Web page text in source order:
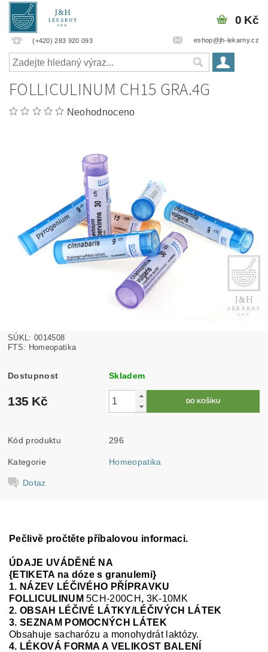
(+420) 283 920 093 eshop@jh-lekarny.cz
0 Kč
FOLLICULINUM CH15 GRA.4G
Neohodnoceno
SÚKL: 0014508
FTS: Homeopatika
Dostupnost Skladem
135 Kč
Kód produktu 296
Kategorie Homeopatika
Dotaz
Pečlivě pročtěte příbalovou informaci.
ÚDAJE UVÁDĚNÉ NA
{ETIKETA na dóze s granulemi}
1. NÁZEV LÉČIVÉHO PŘÍPRAVKU
FOLLICULINUM5CH-200CH , 3K-10MK
2. OBSAH LÉČIVÉ LÁTKY/LÉČIVÝCH LÁTEK
3. SEZNAM POMOCNÝCH LÁTEK
Obsahuje sacharózu a monohydrát laktózy.
4. LÉKOVÁ FORMA A VELIKOST BALENÍ